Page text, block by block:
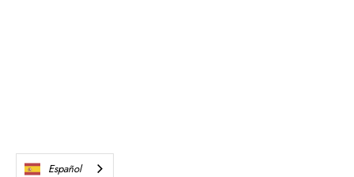
Español